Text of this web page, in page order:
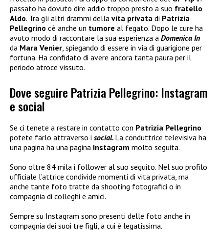
passato ha dovuto dire addio troppo presto a suo fratello
Aldo. Tra gli altri drammi della vita privata di Patrizia
Pellegrino c’è anche un tumore al fegato. Dopo le cure ha
avuto modo di raccontare la sua esperienza a Domenica In
da Mara Venier, spiegando di essere in via di guarigione per
fortuna. Ha confidato di avere ancora tanta paura per il
periodo atroce vissuto.
Dove seguire Patrizia Pellegrino: Instagram
e social
Se ci tenete a restare in contatto con Patrizia Pellegrino
potete farlo attraverso i social. La conduttrice televisiva ha
una pagina ha una pagina Instagram molto seguita.
Sono oltre 84 mila i follower al suo seguito. Nel suo profilo
ufficiale l’attrice condivide momenti di vita privata, ma
anche tante foto tratte da shooting fotografici o in
compagnia di colleghi e amici.
Sempre su Instagram sono presenti delle foto anche in
compagnia dei suoi tre figli, a cui è legatissima.